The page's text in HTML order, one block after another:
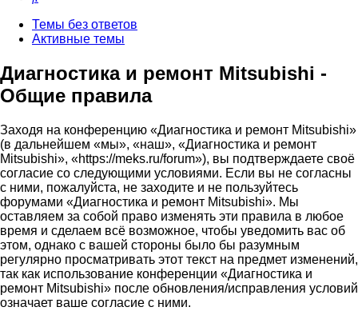
Темы без ответов
Активные темы
Диагностика и ремонт Mitsubishi -
Общие правила
Заходя на конференцию «Диагностика и ремонт Mitsubishi»
(в дальнейшем «мы», «наш», «Диагностика и ремонт
Mitsubishi», «https://meks.ru/forum»), вы подтверждаете своё
согласие со следующими условиями. Если вы не согласны
с ними, пожалуйста, не заходите и не пользуйтесь
форумами «Диагностика и ремонт Mitsubishi». Мы
оставляем за собой право изменять эти правила в любое
время и сделаем всё возможное, чтобы уведомить вас об
этом, однако с вашей стороны было бы разумным
регулярно просматривать этот текст на предмет изменений,
так как использование конференции «Диагностика и
ремонт Mitsubishi» после обновления/исправления условий
означает ваше согласие с ними.